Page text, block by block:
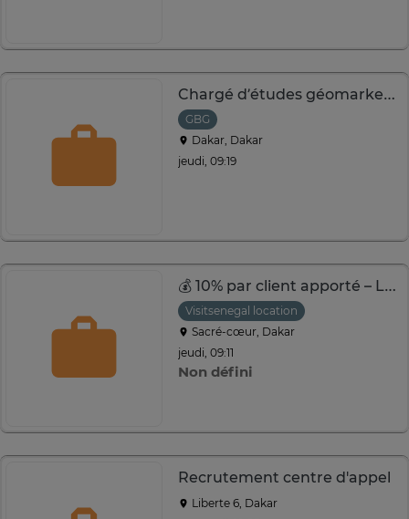
Chargé d’études géomarketing
GBG
Dakar, Dakar
jeudi, 09:19
💰 10% par client apporté – Location meublé Dakar
Visitsenegal location
Sacré-cœur, Dakar
jeudi, 09:11
Non défini
Recrutement centre d'appel
Liberte 6, Dakar